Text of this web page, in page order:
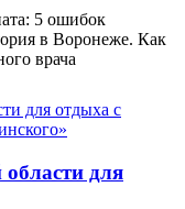
5 ошибок
в Воронеже. Как
врача
для